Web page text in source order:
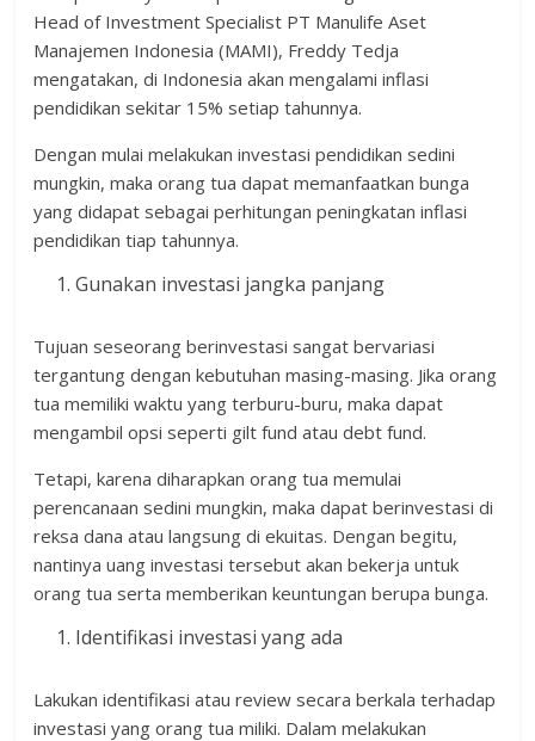
Head of Investment Specialist PT Manulife Aset
Manajemen Indonesia (MAMI), Freddy Tedja
mengatakan, di Indonesia akan mengalami inflasi
pendidikan sekitar 15% setiap tahunnya.
Dengan mulai melakukan investasi pendidikan sedini
mungkin, maka orang tua dapat memanfaatkan bunga
yang didapat sebagai perhitungan peningkatan inflasi
pendidikan tiap tahunnya.
Gunakan investasi jangka panjang
Tujuan seseorang berinvestasi sangat bervariasi
tergantung dengan kebutuhan masing-masing. Jika orang
tua memiliki waktu yang terburu-buru, maka dapat
mengambil opsi seperti gilt fund atau debt fund.
Tetapi, karena diharapkan orang tua memulai
perencanaan sedini mungkin, maka dapat berinvestasi di
reksa dana atau langsung di ekuitas. Dengan begitu,
nantinya uang investasi tersebut akan bekerja untuk
orang tua serta memberikan keuntungan berupa bunga.
Identifikasi investasi yang ada
Lakukan identifikasi atau review secara berkala terhadap
investasi yang orang tua miliki. Dalam melakukan